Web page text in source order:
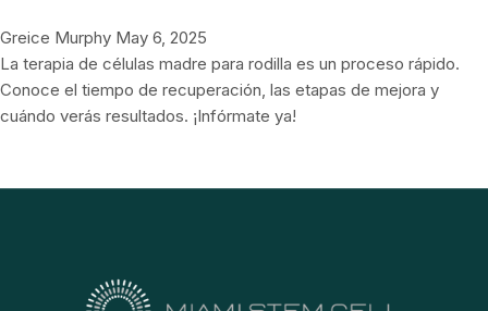
Greice Murphy May 6, 2025
La terapia de células madre para rodilla es un proceso rápido.
Conoce el tiempo de recuperación, las etapas de mejora y
cuándo verás resultados. ¡Infórmate ya!